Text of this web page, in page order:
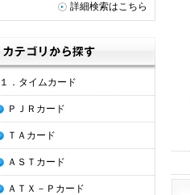
詳細検索はこちら
１．タイムカード
ＰＪＲカード
ＴＡカード
ＡＳＴカード
ＡＴＸ－Ｐカード